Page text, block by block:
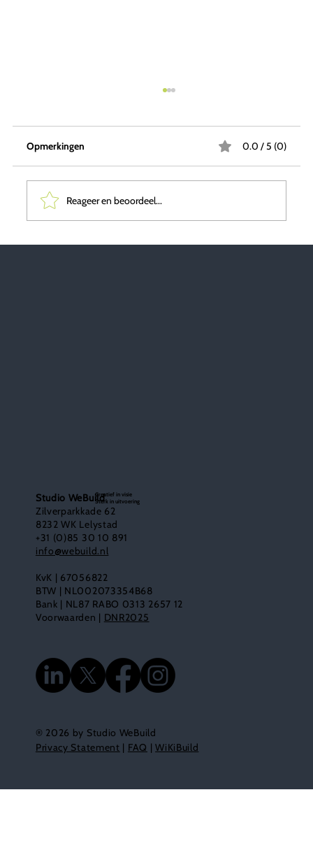
Opmerkingen 0.0 / 5 (0)
Reageer en beoordeel...
Studio WeBuild
Zilverparkkade 62
8232 WK Lelystad
+31 (0)85 30 10 891
info@webuild.nl
KvK | 67056822
BTW | NL002073354B68
Bank | NL87 RABO 0313 2657 12
Voorwaarden | DNR2025
® 2026 by Studio WeBuild
Privacy Statement | FAQ |WiKiBuild
Creatief in visie
Sterk in uitvoering